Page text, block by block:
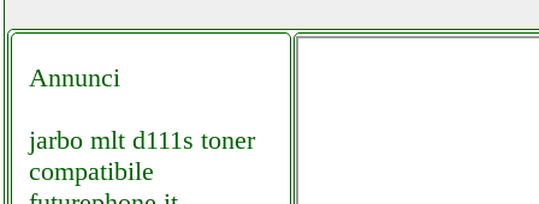
Annunci
jarbo mlt d111s toner
compatibile